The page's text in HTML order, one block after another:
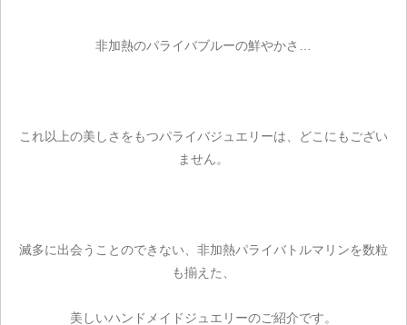
非加熱のパライバブルーの鮮やかさ…
これ以上の美しさをもつパライバジュエリーは、どこにもござい
ません。
滅多に出会うことのできない、非加熱パライバトルマリンを数粒
も揃えた、
美しいハンドメイドジュエリーのご紹介です。